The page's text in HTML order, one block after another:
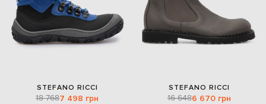
STEFANO RICCI
18 7687 498 грн
STEFANO RICCI
16 6486 670 грн